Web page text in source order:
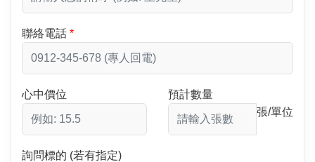
聯絡電話
心中價位
預計數量
張/單位
詢問標的 (若有指定)